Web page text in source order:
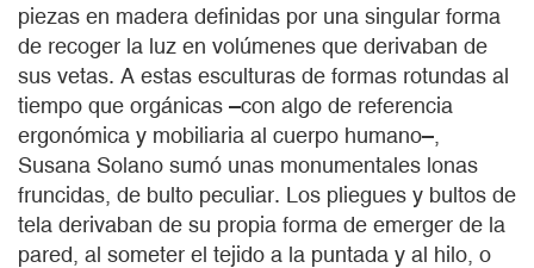
piezas en madera definidas por una singular forma
de recoger la luz en volúmenes que derivaban de
sus vetas. A estas esculturas de formas rotundas al
tiempo que orgánicas –con algo de referencia
ergonómica y mobiliaria al cuerpo humano–,
Susana Solano sumó unas monumentales lonas
fruncidas, de bulto peculiar. Los pliegues y bultos de
tela derivaban de su propia forma de emerger de la
pared, al someter el tejido a la puntada y al hilo, o